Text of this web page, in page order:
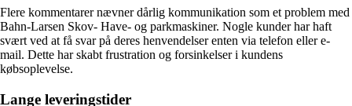
Flere kommentarer nævner dårlig kommunikation som et problem med
Bahn-Larsen Skov- Have- og parkmaskiner. Nogle kunder har haft
svært ved at få svar på deres henvendelser enten via telefon eller e-
mail. Dette har skabt frustration og forsinkelser i kundens
købsoplevelse.
Lange leveringstider